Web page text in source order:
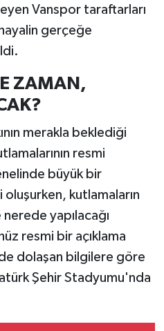
Vanspor taraftarları
gerçeğe
ZAMAN,
merakla beklediği
resmi
büyük bir
kutlamaların
yapılacağı
resmi bir açıklama
dolaşan bilgilere göre
Şehir Stadyumu'nda